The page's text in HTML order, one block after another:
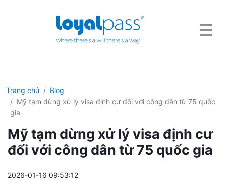
Trang chủ
Blog
Mỹ tạm dừng xử lý visa định cư đối với công dân từ 75 quốc
gia
Mỹ tạm dừng xử lý visa định cư
đối với công dân từ 75 quốc gia
2026-01-16 09:53:12